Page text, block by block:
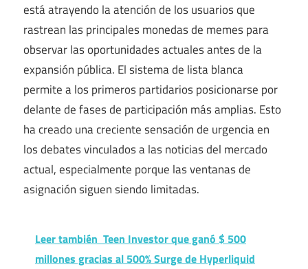
está atrayendo la atención de los usuarios que
rastrean las principales monedas de memes para
observar las oportunidades actuales antes de la
expansión pública. El sistema de lista blanca
permite a los primeros partidarios posicionarse por
delante de fases de participación más amplias. Esto
ha creado una creciente sensación de urgencia en
los debates vinculados a las noticias del mercado
actual, especialmente porque las ventanas de
asignación siguen siendo limitadas.
Leer también Teen Investor que ganó $ 500
millones gracias al 500% Surge de Hyperliquid